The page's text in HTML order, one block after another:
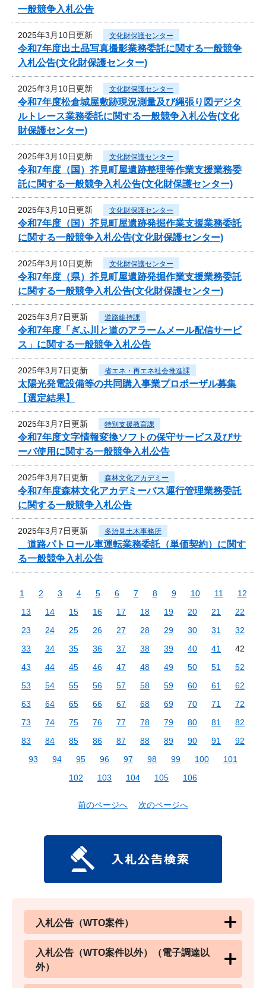
一般競争入札公告
2025年3月10日更新 文化財保護センター
令和7年度出土品写真撮影業務委託に関する一般競争
入札公告(文化財保護センター)
2025年3月10日更新 文化財保護センター
令和7年度松倉城屋敷跡現況測量及び縄張り図デジタ
ルトレース業務委託に関する一般競争入札公告(文化
財保護センター)
2025年3月10日更新 文化財保護センター
令和7年度（国）芥見町屋遺跡整理等作業支援業務委
託に関する一般競争入札公告(文化財保護センター)
2025年3月10日更新 文化財保護センター
令和7年度（国）芥見町屋遺跡発掘作業支援業務委託
に関する一般競争入札公告(文化財保護センター)
2025年3月10日更新 文化財保護センター
令和7年度（県）芥見町屋遺跡発掘作業支援業務委託
に関する一般競争入札公告(文化財保護センター)
2025年3月7日更新 道路維持課
令和7年度「ぎふ川と道のアラームメール配信サービ
ス」に関する一般競争入札公告
2025年3月7日更新 省エネ・再エネ社会推進課
太陽光発電設備等の共同購入事業プロポーザル募集
【選定結果】
2025年3月7日更新 特別支援教育課
令和7年度文字情報変換ソフトの保守サービス及びサ
ーバ使用に関する一般競争入札公告
2025年3月7日更新 森林文化アカデミー
令和7年度森林文化アカデミーバス運行管理業務委託
に関する一般競争入札公告
2025年3月7日更新 多治見土木事務所
道路パトロール車運転業務委託（単価契約）に関す
る一般競争入札公告
1 2 3 4 5 6 7 8 9 10 11
12
13
14 15 16 17 18 19 20 21
22
23
24 25 26 27 28 29 30 31
32
33
34 35 36 37 38 39 40 41
42
43
44 45 46 47 48 49 50 51
52
53
54 55 56 57 58 59 60 61
62
63
64 65 66 67 68 69 70 71
72
73
74 75 76 77 78 79 80 81
82
83
84 85 86 87 88 89 90 91
92
93
94 95 96 97 98 99 100
101
102
103 104 105 106
前のページへ 次のページへ
入札公告（WTO案件）
入札公告（WTO案件以外）（電子調達以
外）